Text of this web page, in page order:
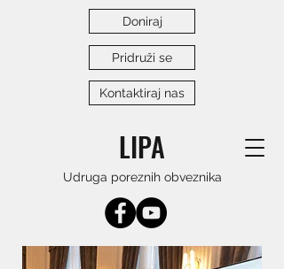
LIPA
Udruga poreznih obveznika
Doniraj
Pridruži se
Kontaktiraj nas